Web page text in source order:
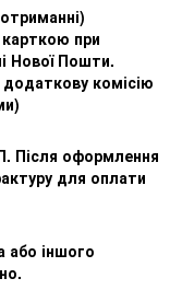
при
Нової Пошти.
додаткову комісію
Після оформлення
для оплати
іншого